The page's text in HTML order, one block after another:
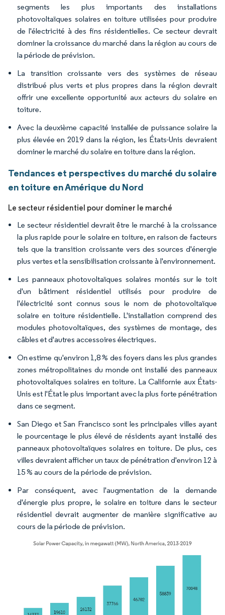
segments les plus importants des installations
photovoltaïques solaires en toiture utilisées pour produire
de l'électricité à des fins résidentielles. Ce secteur devrait
dominer la croissance du marché dans la région au cours de
la période de prévision.
La transition croissante vers des systèmes de réseau
distribué plus verts et plus propres dans la région devrait
offrir une excellente opportunité aux acteurs du solaire en
toiture.
Avec la deuxième capacité installée de puissance solaire la
plus élevée en 2019 dans la région, les États-Unis devraient
dominer le marché du solaire en toiture dans la région.
Tendances et perspectives du marché du solaire
en toiture en Amérique du Nord
Le secteur résidentiel pour dominer le marché
Le secteur résidentiel devrait être le marché à la croissance
la plus rapide pour le solaire en toiture, en raison de facteurs
tels que la transition croissante vers des sources d'énergie
plus vertes et la sensibilisation croissante à l'environnement.
Les panneaux photovoltaïques solaires montés sur le toit
d'un bâtiment résidentiel utilisés pour produire de
l'électricité sont connus sous le nom de photovoltaïque
solaire en toiture résidentielle. L'installation comprend des
modules photovoltaïques, des systèmes de montage, des
câbles et d'autres accessoires électriques.
On estime qu'environ 1,8 % des foyers dans les plus grandes
zones métropolitaines du monde ont installé des panneaux
photovoltaïques solaires en toiture. La Californie aux États-
Unis est l'État le plus important avec la plus forte pénétration
dans ce segment.
San Diego et San Francisco sont les principales villes ayant
le pourcentage le plus élevé de résidents ayant installé des
panneaux photovoltaïques solaires en toiture. De plus, ces
villes devraient afficher un taux de pénétration d'environ 12 à
15 % au cours de la période de prévision.
Par conséquent, avec l'augmentation de la demande
d'énergie plus propre, le solaire en toiture dans le secteur
résidentiel devrait augmenter de manière significative au
cours de la période de prévision.